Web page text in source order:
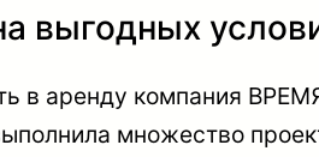
выгодных
в аренду компания
множество